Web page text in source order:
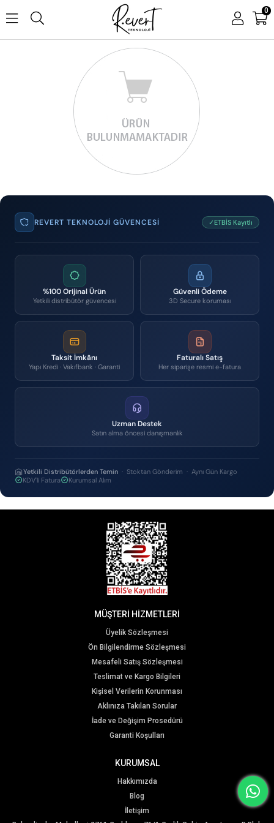
0
REVERT TEKNOLOJI GÜVENCESI ✓ETBİS Kayıtlı
%100 Orijinal Ürün
Yetkili distribütör güvencesi
Güvenli Ödeme
3D Secure koruması
Taksit İmkânı
Yapı Kredi · Vakıfbank · Garanti
Faturalı Satış
Her siparişe resmi e-fatura
Uzman Destek
Satın alma öncesi danışmanlık
Yetkili Distribütörlerden Temin · Stoktan Gönderim · Aynı Gün Kargo
KDV'li Fatura
Kurumsal Alım
MÜŞTERİ HİZMETLERİ
Üyelik Sözleşmesi
Ön Bilgilendirme Sözleşmesi
Mesafeli Satış Sözleşmesi
Teslimat ve Kargo Bilgileri
Kişisel Verilerin Korunması
Aklınıza Takılan Sorular
İade ve Değişim Prosedürü
Garanti Koşulları
KURUMSAL
Hakkımızda
Blog
İletişim